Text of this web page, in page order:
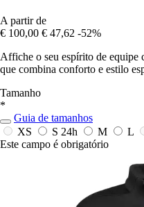
A partir de
€ 100,00 € 47,62 -52%
Affiche o seu espírito de equipe
que combina conforto e estilo
Tamanho
*
Guia de tamanhos
XS
S 24h M L
Este campo é obrigatório